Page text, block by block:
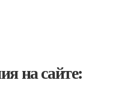
на сайте: